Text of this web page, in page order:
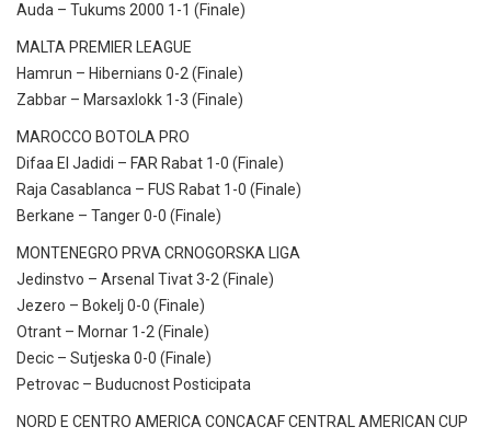
Auda – Tukums 2000 1-1 (Finale)
MALTA PREMIER LEAGUE
Hamrun – Hibernians 0-2 (Finale)
Zabbar – Marsaxlokk 1-3 (Finale)
MAROCCO BOTOLA PRO
Difaa El Jadidi – FAR Rabat 1-0 (Finale)
Raja Casablanca – FUS Rabat 1-0 (Finale)
Berkane – Tanger 0-0 (Finale)
MONTENEGRO PRVA CRNOGORSKA LIGA
Jedinstvo – Arsenal Tivat 3-2 (Finale)
Jezero – Bokelj 0-0 (Finale)
Otrant – Mornar 1-2 (Finale)
Decic – Sutjeska 0-0 (Finale)
Petrovac – Buducnost Posticipata
NORD E CENTRO AMERICA CONCACAF CENTRAL AMERICAN CUP